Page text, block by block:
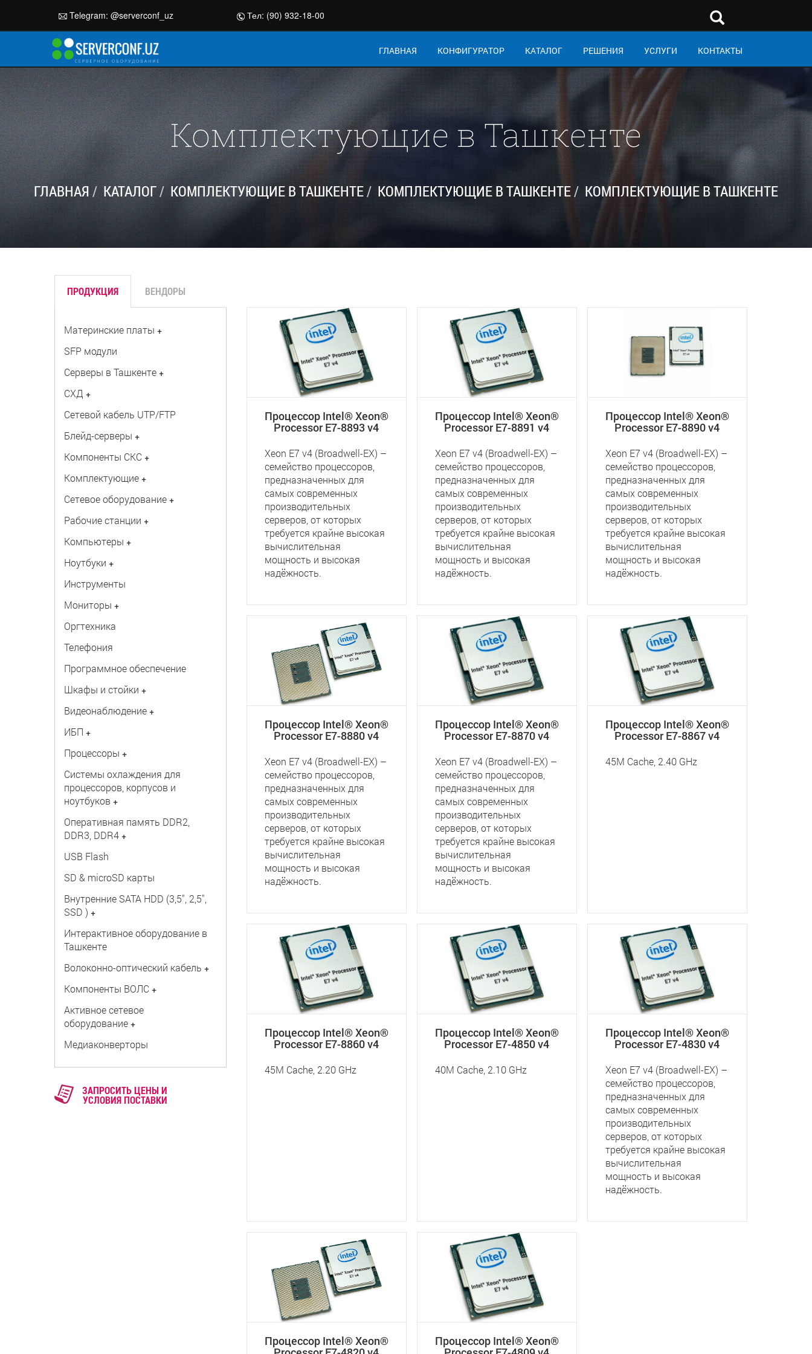
Telegram: @serverconf_uz Тел: (90) 932-18-00
ГЛАВНАЯ КОНФИГУРАТОР КАТАЛОГ РЕШЕНИЯ УСЛУГИ КОНТАКТЫ
Комплектующие в Ташкенте
ГЛАВНАЯ КАТАЛОГ КОМПЛЕКТУЮЩИЕ В ТАШКЕНТЕ КОМПЛЕКТУЮЩИЕ В ТАШКЕНТЕ КОМПЛЕКТУЮЩИЕ В ТАШКЕНТЕ
ПРОДУКЦИЯ ВЕНДОРЫ
Материнские платы +
SFP модули
Серверы в Ташкенте +
СХД +
Сетевой кабель UTP/FTP
Блейд-серверы +
Компоненты СКС +
Комплектующие +
Сетевое оборудование +
Рабочие станции +
Компьютеры +
Ноутбуки +
Инструменты
Мониторы +
Оргтехника
Телефония
Программное обеспечение
Шкафы и стойки +
Видеонаблюдение +
ИБП +
Процессоры +
Системы охлаждения для
процессоров, корпусов и
ноутбуков +
Оперативная память DDR2,
DDR3, DDR4 +
USB Flash
SD & microSD карты
Внутренние SATA HDD (3,5", 2,5",
SSD ) +
Интерактивное оборудование в
Ташкенте
Волоконно-оптический кабель +
Компоненты ВОЛС +
Активное сетевое
оборудование +
Медиаконверторы
ЗАПРОСИТЬ ЦЕНЫ И
УСЛОВИЯ ПОСТАВКИ
Процессор Intel® Xeon®
Processor E7-8893 v4
Xeon E7 v4 (Broadwell-EX) –
семейство процессоров,
предназначенных для
самых современных
производительных
серверов, от которых
требуется крайне высокая
вычислительная
мощность и высокая
надёжность.
Процессор Intel® Xeon®
Processor E7-8891 v4
Xeon E7 v4 (Broadwell-EX) –
семейство процессоров,
предназначенных для
самых современных
производительных
серверов, от которых
требуется крайне высокая
вычислительная
мощность и высокая
надёжность.
Процессор Intel® Xeon®
Processor E7-8890 v4
Xeon E7 v4 (Broadwell-EX) –
семейство процессоров,
предназначенных для
самых современных
производительных
серверов, от которых
требуется крайне высокая
вычислительная
мощность и высокая
надёжность.
Процессор Intel® Xeon®
Processor E7-8880 v4
Xeon E7 v4 (Broadwell-EX) –
семейство процессоров,
предназначенных для
самых современных
производительных
серверов, от которых
требуется крайне высокая
вычислительная
мощность и высокая
надёжность.
Процессор Intel® Xeon®
Processor E7-8870 v4
Xeon E7 v4 (Broadwell-EX) –
семейство процессоров,
предназначенных для
самых современных
производительных
серверов, от которых
требуется крайне высокая
вычислительная
мощность и высокая
надёжность.
Процессор Intel® Xeon®
Processor E7-8867 v4
45M Cache, 2.40 GHz
Процессор Intel® Xeon®
Processor E7-8860 v4
45M Cache, 2.20 GHz
Процессор Intel® Xeon®
Processor E7-4850 v4
40M Cache, 2.10 GHz
Процессор Intel® Xeon®
Processor E7-4830 v4
Xeon E7 v4 (Broadwell-EX) –
семейство процессоров,
предназначенных для
самых современных
производительных
серверов, от которых
требуется крайне высокая
вычислительная
мощность и высокая
надёжность.
Процессор Intel® Xeon® Процессор Intel® Xeon®